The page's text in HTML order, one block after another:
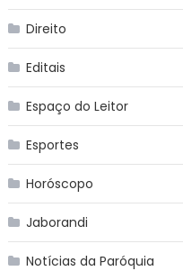
Direito
Editais
Espaço do Leitor
Esportes
Horóscopo
Jaborandi
Notícias da Paróquia